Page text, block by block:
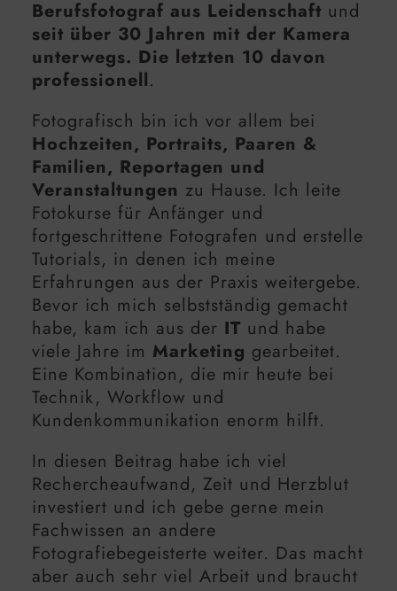
Berufsfotograf aus Leidenschaft und
seit über 30 Jahren mit der Kamera
unterwegs. Die letzten 10 davon
professionell.
Fotografisch bin ich vor allem bei
Hochzeiten, Portraits, Paaren &
Familien, Reportagen und
Veranstaltungen zu Hause. Ich leite
Fotokurse für Anfänger und
fortgeschrittene Fotografen und erstelle
Tutorials, in denen ich meine
Erfahrungen aus der Praxis weitergebe.
Bevor ich mich selbstständig gemacht
habe, kam ich aus der IT und habe
viele Jahre im Marketing gearbeitet.
Eine Kombination, die mir heute bei
Technik, Workflow und
Kundenkommunikation enorm hilft.
In diesen Beitrag habe ich viel
Rechercheaufwand, Zeit und Herzblut
investiert und ich gebe gerne mein
Fachwissen an andere
Fotografiebegeisterte weiter. Das macht
aber auch sehr viel Arbeit und braucht